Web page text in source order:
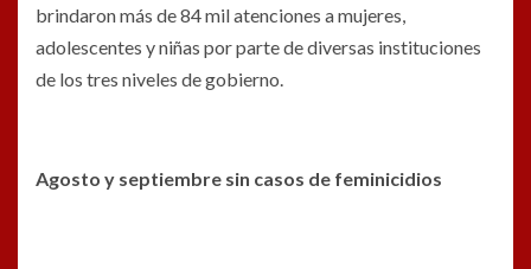
brindaron más de 84 mil atenciones a mujeres,
adolescentes y niñas por parte de diversas instituciones
de los tres niveles de gobierno.
Agosto y septiembre sin casos de feminicidios